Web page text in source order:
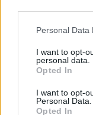
Please note that
not limited to your
grant or deny
use your data for
consent section.
Personal Data
I want to opt-
personal data.
Opted In
I want to opt-
Personal Data.
Opted In